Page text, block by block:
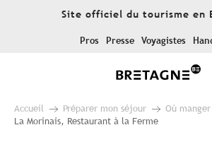
Site officiel du tourisme en
Pros Presse Voyagistes
Accueil Préparer mon séjour Où manger
La Morinais, Restaurant à la Ferme